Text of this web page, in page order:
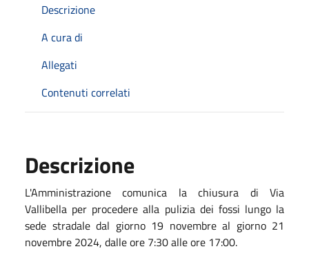
Descrizione
A cura di
Allegati
Contenuti correlati
Descrizione
L'Amministrazione comunica la chiusura di Via
Vallibella per procedere alla pulizia dei fossi lungo la
sede stradale dal giorno 19 novembre al giorno 21
novembre 2024, dalle ore 7:30 alle ore 17:00.